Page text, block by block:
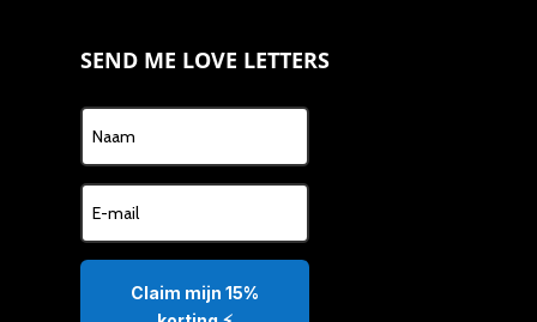
SEND ME LOVE LETTERS
Claim mijn 15%